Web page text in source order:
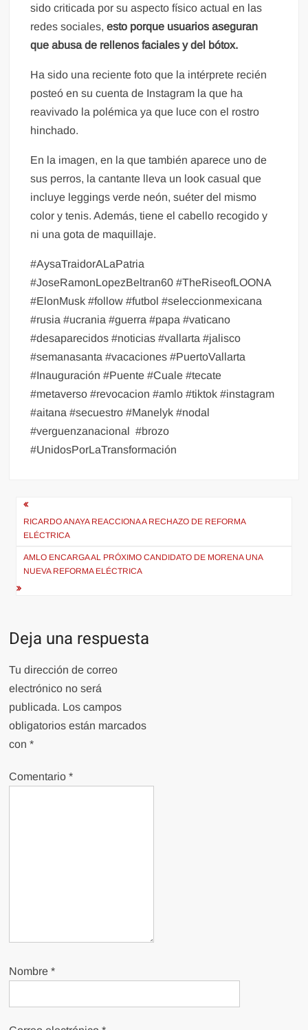
sido criticada por su aspecto físico actual en las
redes sociales,esto porque usuarios aseguran
que abusa de rellenos faciales y del bótox.
Ha sido una reciente foto que la intérprete recién
posteó en su cuenta de Instagram la que ha
reavivado la polémica ya que luce con el rostro
hinchado.
En la imagen, en la que también aparece uno de
sus perros, la cantante lleva un look casual que
incluye leggings verde neón, suéter del mismo
color y tenis. Además, tiene el cabello recogido y
ni una gota de maquillaje.
#AysaTraidorALaPatria
#JoseRamonLopezBeltran60 #TheRiseofLOONA
#ElonMusk #follow #futbol #seleccionmexicana
#rusia #ucrania #guerra #papa #vaticano
#desaparecidos #noticias #vallarta #jalisco
#semanasanta #vacaciones #PuertoVallarta
#Inauguración #Puente #Cuale #tecate
#metaverso #revocacion #amlo #tiktok #instagram
#aitana #secuestro #Manelyk #nodal
#verguenzanacional #brozo
#UnidosPorLaTransformación
Navegación
de
entradas
RICARDO ANAYA REACCIONA A RECHAZO DE REFORMA
ELÉCTRICA
AMLO ENCARGA AL PRÓXIMO CANDIDATO DE MORENA UNA
NUEVA REFORMA ELÉCTRICA
Deja una respuesta
Tu dirección de correo
electrónico no será
publicada. Los campos
obligatorios están marcados
con*
Comentario*
Nombre*